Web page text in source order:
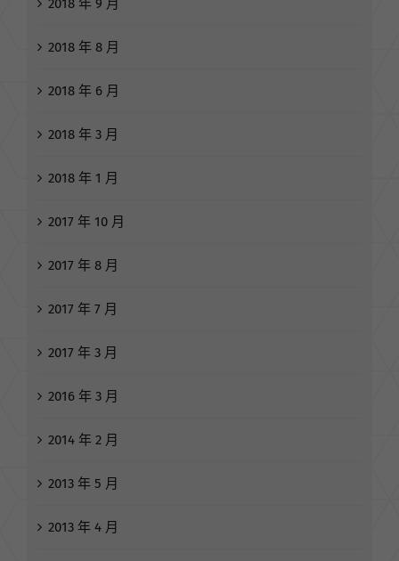
2018 年 9 月
2018 年 8 月
2018 年 6 月
2018 年 3 月
2018 年 1 月
2017 年 10 月
2017 年 8 月
2017 年 7 月
2017 年 3 月
2016 年 3 月
2014 年 2 月
2013 年 5 月
2013 年 4 月